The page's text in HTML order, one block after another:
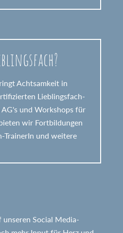
Achtsamkeit in
Lieblingsfach-
AG's und Workshops für
wir Fortbildungen
TrainerIn und weitere
unseren Social Media-